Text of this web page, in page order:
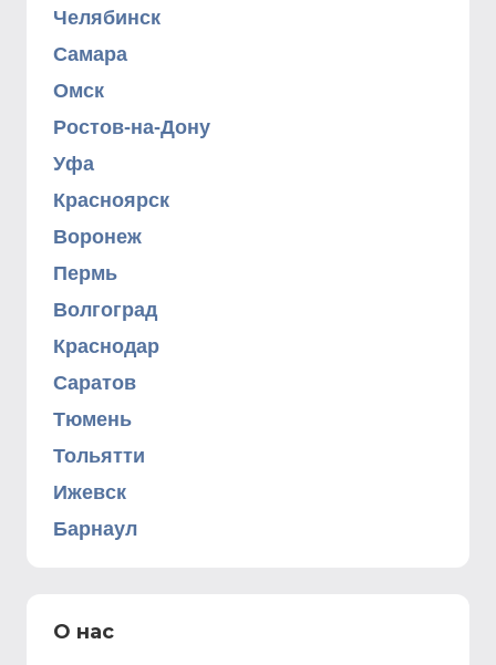
Челябинск
Самара
Омск
Ростов-на-Дону
Уфа
Красноярск
Воронеж
Пермь
Волгоград
Краснодар
Саратов
Тюмень
Тольятти
Ижевск
Барнаул
О нас